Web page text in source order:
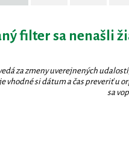
filter sa nenašli
za zmeny uverejnených
vhodné si dátum a čas preveriť u
sa